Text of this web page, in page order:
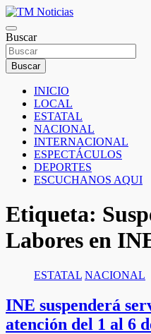
Saltar
al
contenido
TM Noticias
TM Noticias
Buscar
Buscar
INICIO
LOCAL
ESTATAL
NACIONAL
INTERNACIONAL
ESPECTÁCULOS
DEPORTES
ESCUCHANOS AQUI
Etiqueta:
Labores en
ESTATAL NACIONAL
INE suspenderá
atención del 1 al 6